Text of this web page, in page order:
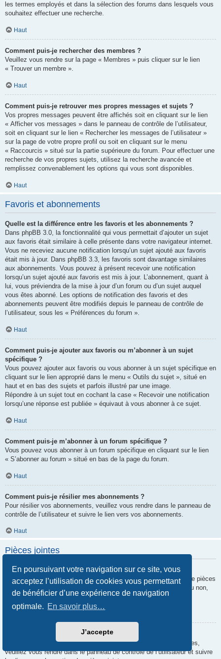
En poursuivant votre navigation sur ce site, vous
acceptez l’utilisation de cookies vous permettant
de bénéficier d’une expérience de navigation
optimale. En savoir plus…
J’accepte
les termes employés et dans la sélection des forums dans lesquels vous
souhaitez effectuer une recherche.
Haut
Comment puis-je rechercher des membres ?
Veuillez vous rendre sur la page « Membres » puis cliquer sur le lien
« Trouver un membre ».
Haut
Comment puis-je retrouver mes propres messages et sujets ?
Vos propres messages peuvent être affichés soit en cliquant sur le lien
« Afficher vos messages » dans le panneau de contrôle de l’utilisateur,
soit en cliquant sur le lien « Rechercher les messages de l’utilisateur »
sur la page de votre propre profil ou soit en cliquant sur le menu
« Raccourcis » situé sur la partie supérieure du forum. Pour effectuer une
recherche de vos propres sujets, utilisez la recherche avancée et
remplissez convenablement les options qui vous sont disponibles.
Haut
Favoris et abonnements
Quelle est la différence entre les favoris et les abonnements ?
Dans phpBB 3.0, la fonctionnalité qui vous permettait d’ajouter un sujet
aux favoris était similaire à celle présente dans votre navigateur internet.
Vous ne receviez aucune notification lorsqu’un sujet ajouté aux favoris
était mis à jour. Dans phpBB 3.3, les favoris sont davantage similaires
aux abonnements. Vous pouvez à présent recevoir une notification
lorsqu’un sujet ajouté aux favoris est mis à jour. L’abonnement, quant à
lui, vous préviendra de la mise à jour d’un forum ou d’un sujet auquel
vous êtes abonné. Les options de notification des favoris et des
abonnements peuvent être modifiés depuis le panneau de contrôle de
l’utilisateur, sous les « Préférences du forum ».
Haut
Comment puis-je ajouter aux favoris ou m’abonner à un sujet
spécifique ?
Vous pouvez ajouter aux favoris ou vous abonner à un sujet spécifique en
cliquant sur le lien approprié dans le menu « Outils du sujet », situé en
haut et en bas des sujets et parfois illustré par une image.
Répondre à un sujet tout en cochant la case « Recevoir une notification
lorsqu’une réponse est publiée » équivaut à vous abonner à ce sujet.
Haut
Comment puis-je m’abonner à un forum spécifique ?
Vous pouvez vous abonner à un forum spécifique en cliquant sur le lien
« S’abonner au forum » situé en bas de la page du forum.
Haut
Comment puis-je résilier mes abonnements ?
Pour résilier vos abonnements, veuillez vous rendre dans le panneau de
contrôle de l’utilisateur et suivre le lien vers vos abonnements.
Haut
Pièces jointes
Quelles pièces jointes sont autorisées sur ce forum ?
Chaque administrateur peut autoriser ou interdire certains types de pièces
jointes. Si vous n’êtes pas certain de savoir ce qui est autorisé ou non,
nous vous invitons à contacter un administrateur du forum.
Comment puis-je retrouver toutes mes pièces jointes ?
Pour retrouver la liste des pièces jointes que vous avez transférées,
veuillez vous rendre dans le panneau de contrôle de l’utilisateur et suivre